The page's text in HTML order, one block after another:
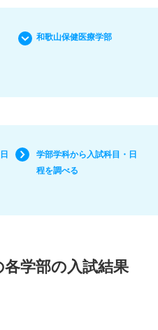
和歌山保健医療学部
学部学科から入試科目・日
程を調べる
学部の入試結果